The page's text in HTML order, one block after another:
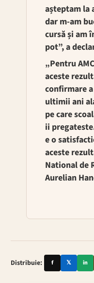
așteptam la
dar m-am
cursă și am
pot”, a
„Pentru
aceste
confirmare
ultimii ani
pe care
ii
e o
aceste
National de
Aurelian
Distribuie: f 𝕏 in